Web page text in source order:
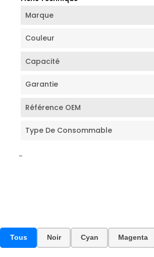
Marque
Couleur
Capacité
Garantie
Référence OEM
Type De Consommable
-
Tous Noir Cyan Magenta